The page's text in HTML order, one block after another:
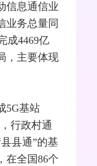
信息通信业
业务总量同
成4469亿
，主要体现
5G基站
行政村通
县通”的基
在全国86个